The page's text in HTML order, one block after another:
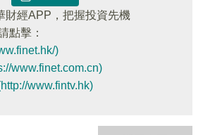
財經APP，把握投資先機
點擊：
)
www.finet.com.cn)
www.fintv.hk)